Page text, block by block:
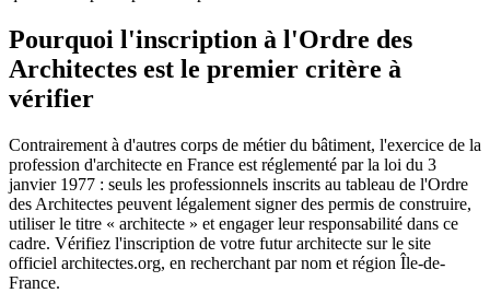
Pourquoi l'inscription à l'Ordre des
Architectes est le premier critère à
vérifier
Contrairement à d'autres corps de métier du bâtiment, l'exercice de la
profession d'architecte en France est réglementé par la loi du 3
janvier 1977 : seuls les professionnels inscrits au tableau de l'Ordre
des Architectes peuvent légalement signer des permis de construire,
utiliser le titre « architecte » et engager leur responsabilité dans ce
cadre. Vérifiez l'inscription de votre futur architecte sur le site
officiel architectes.org, en recherchant par nom et région Île-de-
France.